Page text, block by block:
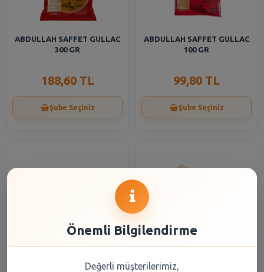
ABDULLAH SAFFET GULLAC
300 GR
188,60 TL
Şube Seçiniz
ABDULLAH SAFFET GULLAC
100 GR
99,80 TL
Şube Seçiniz
Cedid Taze Hurma Zencefil
Önemli Bilgilendirme
Değerli müşterilerimiz,